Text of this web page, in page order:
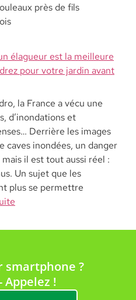
près de fils
élagueur est la meilleure
pour votre jardin avant
la France a vécu une
d’inondations et
Derrière les images
caves inondées, un danger
il est tout aussi réel :
Un sujet que les
plus se permettre
smartphone ?
Appelez !